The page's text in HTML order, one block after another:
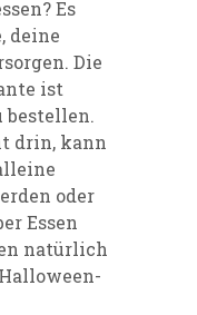
Es
deine
Die
ist
bestellen.
drin, kann
oder
Essen
natürlich